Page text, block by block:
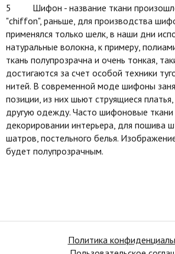
5 Шифон - название ткани произошло
"chiffon", раньше, для производства
применялся только шелк, в наши дни
натуральные волокна, к примеру,
ткань полупрозрачна и очень тонкая,
достигаются за счет особой техники
нитей. В современной моде шифоны
позиции, из них шьют струящиеся
другую одежду. Часто шифоновые
декорировании интерьера, для пошива
шатров, постельного белья.
будет полупрозрачным.
Политика